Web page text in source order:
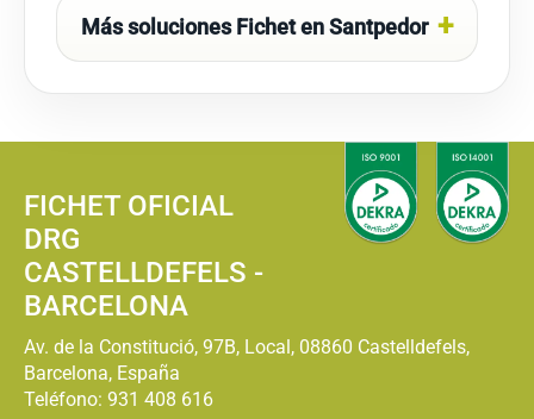
Más soluciones Fichet en Santpedor
FICHET OFICIAL
DRG
CASTELLDEFELS -
BARCELONA
Av. de la Constitució, 97B, Local, 08860 Castelldefels,
Barcelona, España
Teléfono: 931 408 616